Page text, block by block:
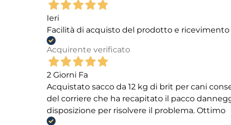
Ieri
Facilità di acquisto del prodotto e
Acquirente verificato
2 Giorni Fa
Acquistato sacco da 12 kg di brit per cani
del corriere che ha recapitato il pacco
disposizione per risolvere il problema. Ottimo